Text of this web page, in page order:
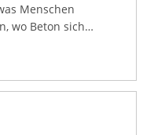
Menschen
wo Beton sich…